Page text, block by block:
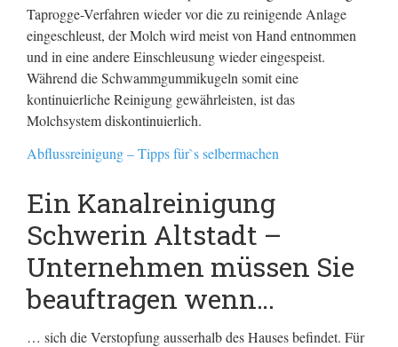
Taprogge-Verfahren wieder vor die zu reinigende Anlage
eingeschleust, der Molch wird meist von Hand entnommen
und in eine andere Einschleusung wieder eingespeist.
Während die Schwammgummikugeln somit eine
kontinuierliche Reinigung gewährleisten, ist das
Molchsystem diskontinuierlich.
Abflussreinigung – Tipps für`s selbermachen
Ein Kanalreinigung
Schwerin Altstadt –
Unternehmen müssen Sie
beauftragen wenn…
… sich die Verstopfung ausserhalb des Hauses befindet. Für